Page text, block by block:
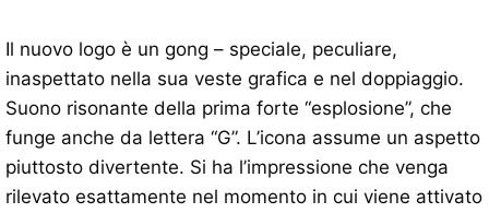
Il nuovo logo è un gong – speciale, peculiare,
inaspettato nella sua veste grafica e nel doppiaggio.
Suono risonante della prima forte “esplosione”, che
funge anche da lettera “G”. L’icona assume un aspetto
piuttosto divertente. Si ha l’impressione che venga
rilevato esattamente nel momento in cui viene attivato